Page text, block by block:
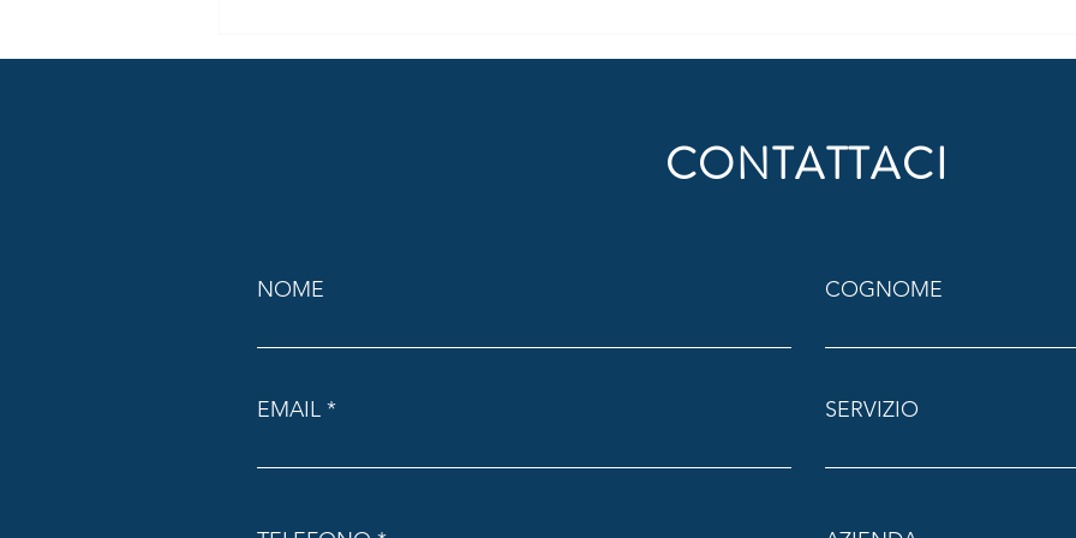
CONTATTACI
NOME COGNOME
EMAIL SERVIZIO